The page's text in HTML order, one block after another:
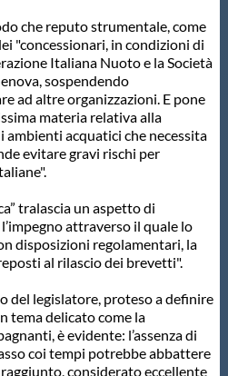
che reputo strumentale, come
"concessionari, in condizioni di
Italiana Nuoto e la Società
sospendendo
ad altre organizzazioni. E pone
materia relativa alla
ambienti acquatici che necessita
evitare gravi rischi per
tralascia un aspetto di
attraverso il quale lo
disposizioni regolamentari, la
al rilascio dei brevetti".
del legislatore, proteso a definire
tema delicato come la
è evidente: l’assenza di
coi tempi potrebbe abbattere
considerato eccellente